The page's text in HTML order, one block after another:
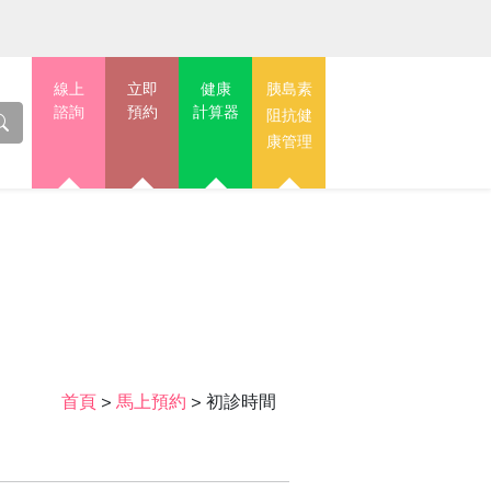
線上
諮詢
立即
預約
健康
計算器
胰島素
阻抗健
康管理
首頁> 馬上預約 > 初診時間